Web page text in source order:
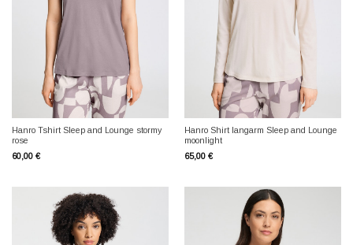
Hanro Tshirt Sleep and Lounge stormy
rose
60,00 €
Hanro Shirt langarm Sleep and Lounge
moonlight
65,00 €